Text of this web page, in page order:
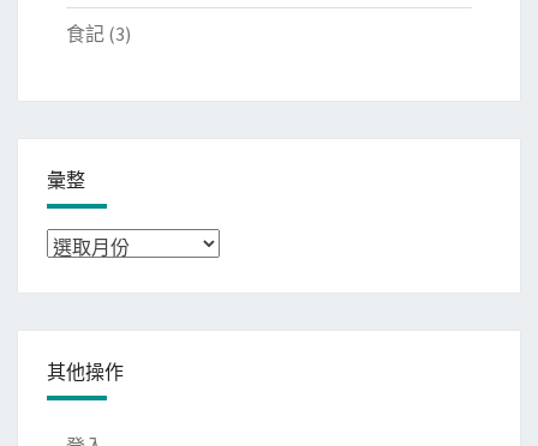
食記 (3)
彙整
彙
其他操作